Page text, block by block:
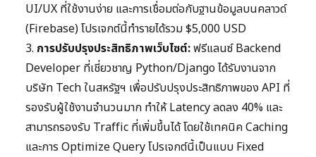
UI/UX ที่ใช้งานง่าย และการเชื่อมต่อกับฐานข้อมูลบนคลาวด์
(Firebase) โปรเจกต์นี้ทำรายได้รวม $5,000 USD
3. การปรับปรุงประสิทธิภาพเว็บไซต์:ฟรีแลนซ์ Backend
Developer ที่เชี่ยวชาญ Python/Django ได้รับงานจาก
บริษัท Tech ในสหรัฐฯ เพื่อปรับปรุงประสิทธิภาพของ API ที่
รองรับผู้ใช้งานจำนวนมาก ทำให้ Latency ลดลง 40% และ
สามารถรองรับ Traffic ที่เพิ่มขึ้นได้ โดยใช้เทคนิค Caching
และการ Optimize Query โปรเจกต์นี้เป็นแบบ Fixed